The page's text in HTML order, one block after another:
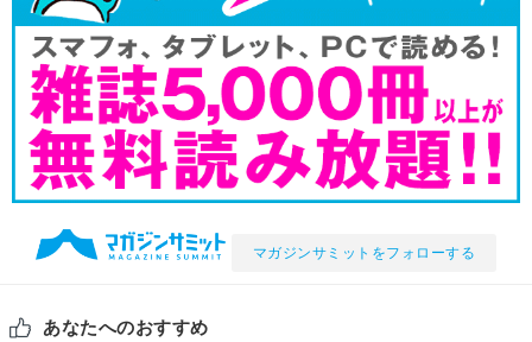
マガジンサミットをフォローする
あなたへのおすすめ